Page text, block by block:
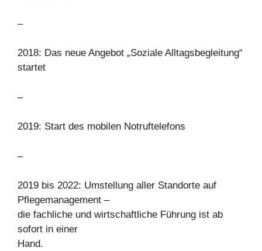
–
2018: Das neue Angebot „Soziale Alltagsbegleitung“
startet
–
2019: Start des mobilen Notruftelefons
–
2019 bis 2022: Umstellung aller Standorte auf
Pflegemanagement –
die fachliche und wirtschaftliche Führung ist ab
sofort in einer
Hand.